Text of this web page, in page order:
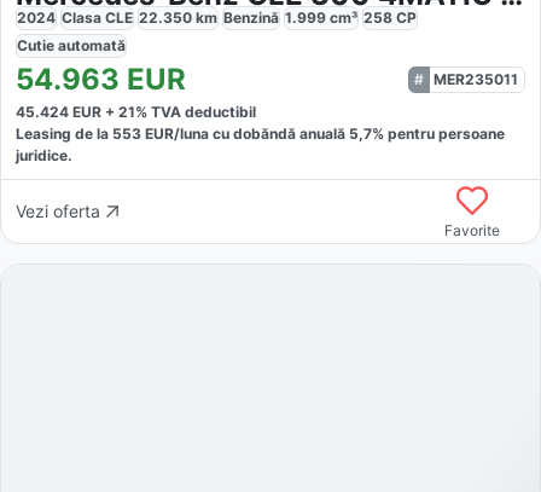
2024 Clasa CLE 22.350 km Benzină 1.999 cm³ 258 CP
Cutie automată
54.963 EUR
MER235011
45.424 EUR + 21% TVA deductibil
Leasing de la 553 EUR/luna cu dobăndă anuală 5,7% pentru persoane
juridice.
Vezi oferta
Favorite